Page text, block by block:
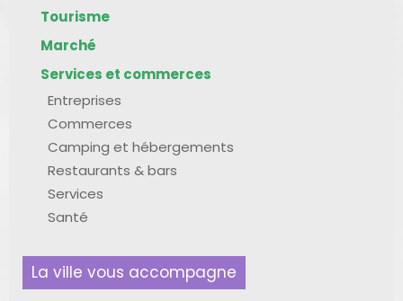
Tourisme
Marché
Services et commerces
Entreprises
Commerces
Camping et hébergements
Restaurants & bars
Services
Santé
La ville vous accompagne